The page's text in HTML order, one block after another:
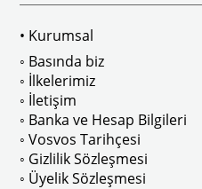
: AC711500 / 80500
• Kurumsal
◦ Basında biz
◦ İlkelerimiz
◦ İletişim
◦ Banka ve Hesap Bilgileri
◦ Vosvos Tarihçesi
◦ Gizlilik Sözleşmesi
◦ Üyelik Sözleşmesi